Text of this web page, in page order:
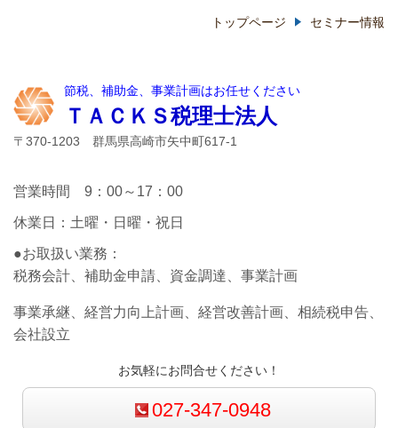
トップページ セミナー情報
節税、補助金、事業計画はお任せください
ＴＡＣＫＳ税理士法人
〒370-1203 群馬県高崎市矢中町617-1
営業時間 9：00～17：00
休業日：土曜・日曜・祝日
●お取扱い業務：
税務会計、補助金申請、資金調達、事業計画
事業承継、経営力向上計画、経営改善計画、相続税申告、
会社設立
お気軽にお問合せください！
027-347-0948